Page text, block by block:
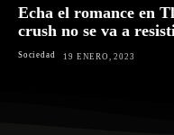
Echa el romance en
crush no se va a
Sociedad 19 ENERO, 2023